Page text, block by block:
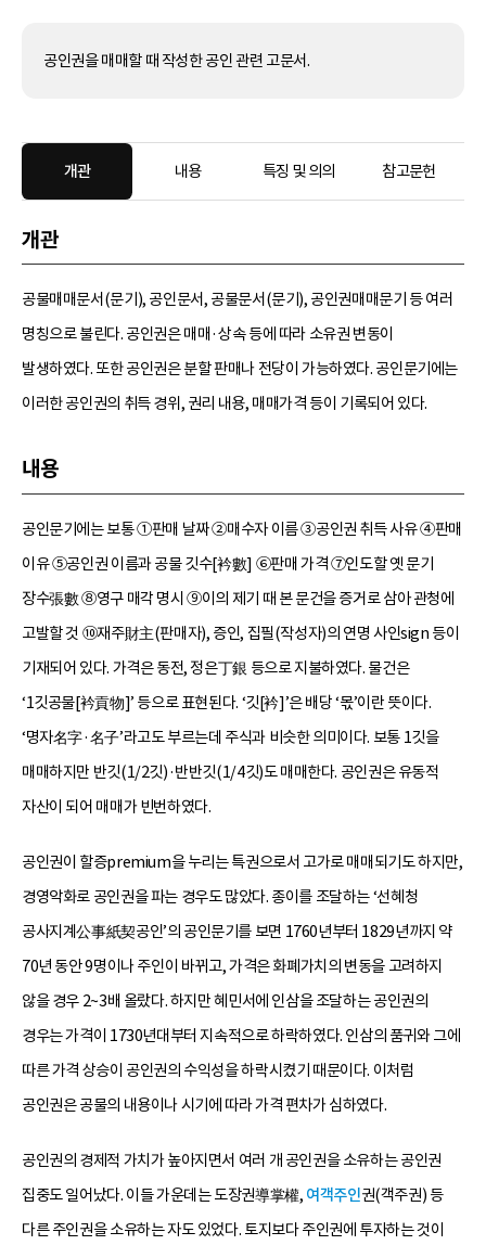
공인권을 매매할 때 작성한 공인 관련 고문서.
개관 내용 특징 및 의의 참고문헌
개관
공물매매문서(문기), 공인문서, 공물문서(문기), 공인권매매문기 등 여러
명칭으로 불린다. 공인권은 매매·상속 등에 따라 소유권 변동이
발생하였다. 또한 공인권은 분할 판매나 전당이 가능하였다. 공인문기에는
이러한 공인권의 취득 경위, 권리 내용, 매매가격 등이 기록되어 있다.
내용
공인문기에는 보통 ①판매 날짜 ②매수자 이름 ③공인권 취득 사유 ④판매
이유 ⑤공인권 이름과 공물 깃수[衿數] ⑥판매 가격 ⑦인도할 옛 문기
장수張數 ⑧영구 매각 명시 ⑨이의 제기 때 본 문건을 증거로 삼아 관청에
고발할 것 ⑩재주財主(판매자), 증인, 집필(작성자)의 연명 사인sign 등이
기재되어 있다. 가격은 동전, 정은丁銀 등으로 지불하였다. 물건은
‘1깃공물[衿貢物]’ 등으로 표현된다. ‘깃[衿]’은 배당 ‘몫’이란 뜻이다.
‘명자名字·名子’라고도 부르는데 주식과 비슷한 의미이다. 보통 1깃을
매매하지만 반깃(1/2깃)·반반깃(1/4깃)도 매매한다. 공인권은 유동적
자산이 되어 매매가 빈번하였다.
공인권이 할증premium을 누리는 특권으로서 고가로 매매되기도 하지만,
경영악화로 공인권을 파는 경우도 많았다. 종이를 조달하는 ‘선혜청
공사지계公事紙契공인’의 공인문기를 보면 1760년부터 1829년까지 약
70년 동안 9명이나 주인이 바뀌고, 가격은 화폐가치의 변동을 고려하지
않을 경우 2~3배 올랐다. 하지만 혜민서에 인삼을 조달하는 공인권의
경우는 가격이 1730년대부터 지속적으로 하락하였다. 인삼의 품귀와 그에
따른 가격 상승이 공인권의 수익성을 하락시켰기 때문이다. 이처럼
공인권은 공물의 내용이나 시기에 따라 가격 편차가 심하였다.
공인권의 경제적 가치가 높아지면서 여러 개 공인권을 소유하는 공인권
집중도 일어났다. 이들 가운데는 도장권導掌權, 여객주인권(객주권) 등
다른 주인권을 소유하는 자도 있었다. 토지보다 주인권에 투자하는 것이